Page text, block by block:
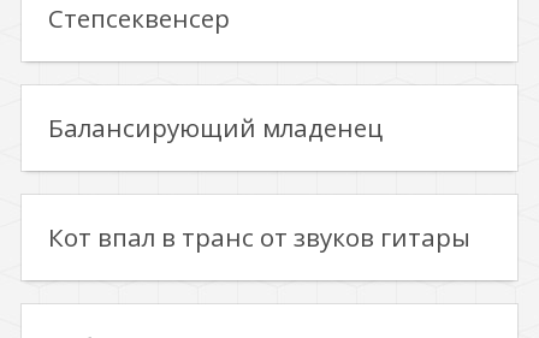
Степсеквенсер
Балансирующий младенец
Кот впал в транс от звуков гитары